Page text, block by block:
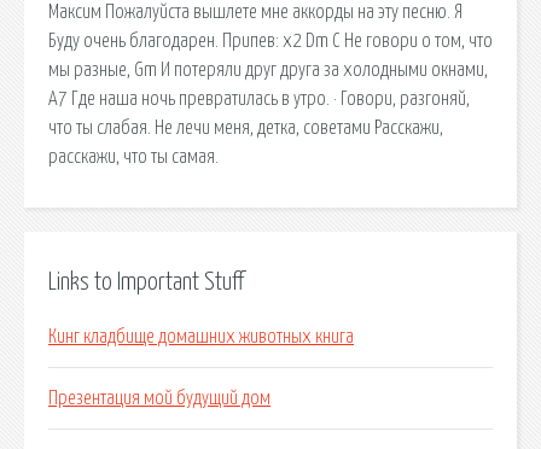
Максим Пожалуйста вышлете мне аккорды на эту песню. Я
Буду очень благодарен. Припев: x2 Dm C Не говори о том, что
мы разные, Gm И потеряли друг друга за холодными окнами,
A7 Где наша ночь превратилась в утро. · Говори, разгоняй,
что ты слабая. Не лечи меня, детка, советами Расскажи,
расскажи, что ты самая.
Links to Important Stuff
Кинг кладбище домашних животных книга
Презентация мой будущий дом